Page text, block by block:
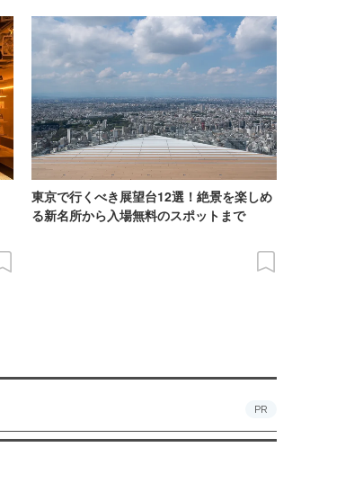
東京で行くべき展望台12選！絶景を楽しめ
る新名所から入場無料のスポットまで
PR